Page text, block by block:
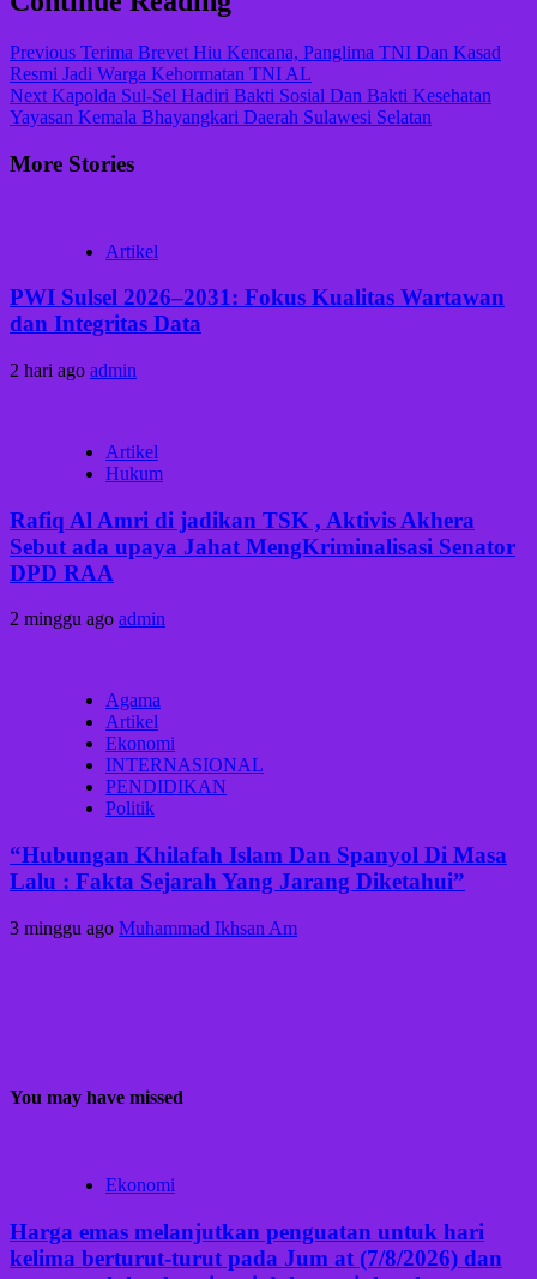
Previous Terima Brevet Hiu Kencana, Panglima TNI Dan Kasad
Resmi Jadi Warga Kehormatan TNI AL
Next Kapolda Sul-Sel Hadiri Bakti Sosial Dan Bakti Kesehatan
Yayasan Kemala Bhayangkari Daerah Sulawesi Selatan
More Stories
Artikel
PWI Sulsel 2026–2031: Fokus Kualitas Wartawan
dan Integritas Data
2 hari ago admin
Artikel
Hukum
Rafiq Al Amri di jadikan TSK , Aktivis Akhera
Sebut ada upaya Jahat MengKriminalisasi Senator
DPD RAA
2 minggu ago admin
Agama
Artikel
Ekonomi
INTERNASIONAL
PENDIDIKAN
Politik
“Hubungan Khilafah Islam Dan Spanyol Di Masa
Lalu : Fakta Sejarah Yang Jarang Diketahui”
3 minggu ago Muhammad Ikhsan Am
You may have missed
Ekonomi
Harga emas melanjutkan penguatan untuk hari
kelima berturut-turut pada Jum at (7/8/2026) dan